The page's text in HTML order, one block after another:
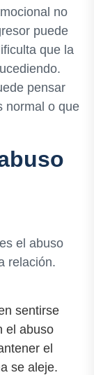
no
puede
que la
pensar
normal o que
el abuso
relación.
sentirse
el abuso
el
se aleje.